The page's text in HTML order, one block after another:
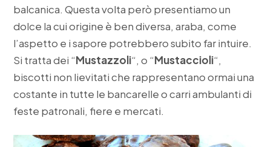
balcanica. Questa volta però presentiamo un
dolce la cui origine è ben diversa, araba, come
l’aspetto e i sapore potrebbero subito far intuire.
Si tratta dei “Mustazzoli“, o “Mustaccioli“,
biscotti non lievitati che rappresentano ormai una
costante in tutte le bancarelle o carri ambulanti di
feste patronali, fiere e mercati.